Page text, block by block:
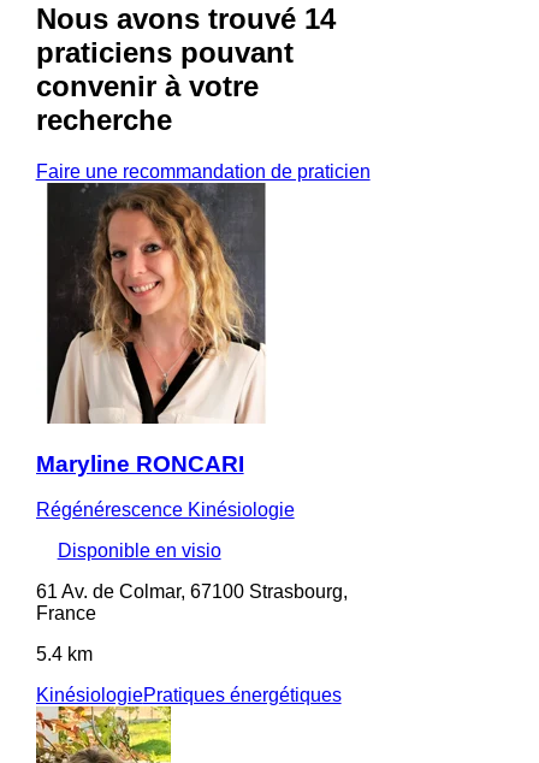
Nous avons trouvé 14
praticienspouvant
convenir à votre
recherche
Faire une recommandation de praticien
Maryline RONCARI
Régénérescence Kinésiologie
Disponible en visio
61 Av. de Colmar, 67100 Strasbourg,
France
5.4 km
KinésiologiePratiques énergétiques